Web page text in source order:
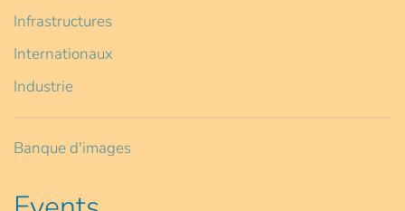
Infrastructures
Internationaux
Industrie
Banque d'images